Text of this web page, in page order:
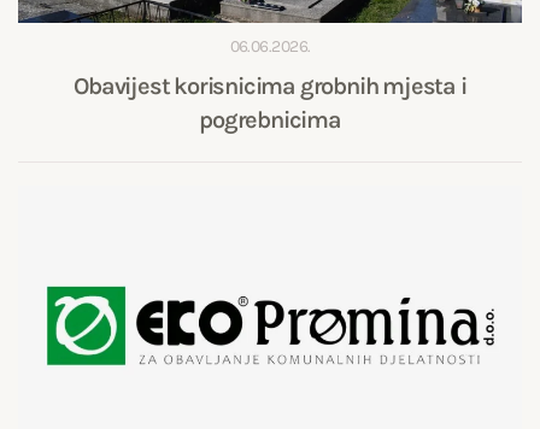
06.06.2026.
Obavijest korisnicima grobnih mjesta i
pogrebnicima